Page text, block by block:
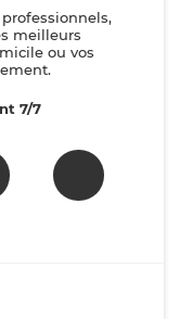
meilleurs
ou vos
7/7